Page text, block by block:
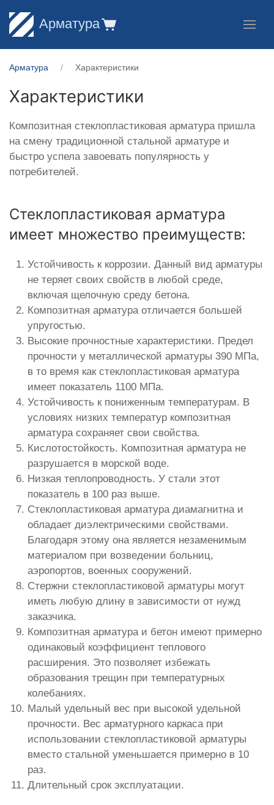
Арматура
Арматура Характеристики
Характеристики
Композитная стеклопластиковая арматура пришла
на смену традиционной стальной арматуре и
быстро успела завоевать популярность у
потребителей.
Стеклопластиковая арматура
имеет множество преимуществ:
Устойчивость к коррозии. Данный вид арматуры
не теряет своих свойств в любой среде,
включая щелочную среду бетона.
Композитная арматура отличается большей
упругостью.
Высокие прочностные характеристики. Предел
прочности у металлической арматуры 390 МПа,
в то время как стеклопластиковая арматура
имеет показатель 1100 МПа.
Устойчивость к пониженным температурам. В
условиях низких температур композитная
арматура сохраняет свои свойства.
Кислотостойкость. Композитная арматура не
разрушается в морской воде.
Низкая теплопроводность. У стали этот
показатель в 100 раз выше.
Стеклопластиковая арматура диамагнитна и
обладает диэлектрическими свойствами.
Благодаря этому она является незаменимым
материалом при возведении больниц,
аэропортов, военных сооружений.
Стержни стеклопластиковой арматуры могут
иметь любую длину в зависимости от нужд
заказчика.
Композитная арматура и бетон имеют примерно
одинаковый коэффициент теплового
расширения. Это позволяет избежать
образования трещин при температурных
колебаниях.
Малый удельный вес при высокой удельной
прочности. Вес арматурного каркаса при
использовании стеклопластиковой арматуры
вместо стальной уменьшается примерно в 10
раз.
Длительный срок эксплуатации.